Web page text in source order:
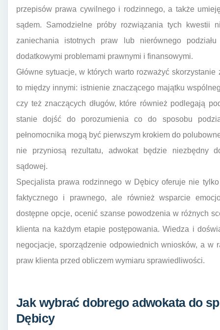
przepisów prawa cywilnego i rodzinnego, a także
sądem. Samodzielne próby rozwiązania tych kwestii
zaniechania istotnych praw lub nierównego
dodatkowymi problemami prawnymi i finansowymi.
Główne sytuacje, w których warto rozważyć
to między innymi: istnienie znaczącego majątku
czy też znaczących długów, które również podlegają
stanie dojść do porozumienia co do sposobu
pełnomocnika mogą być pierwszym krokiem do
nie przyniosą rezultatu, adwokat będzie niezbędny
sądowej.
Specjalista prawa rodzinnego w Dębicy oferuje nie
faktycznego i prawnego, ale również wsparcie
dostępne opcje, ocenić szanse powodzenia w różnych
klienta na każdym etapie postępowania. Wiedza i
negocjacje, sporządzenie odpowiednich wniosków, a w
praw klienta przed obliczem wymiaru sprawiedliwości.
Jak wybrać dobrego adwokata do
Dębicy